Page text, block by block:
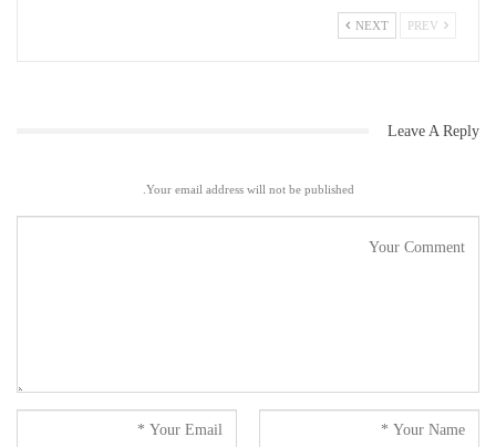
NEXT
Leave A Reply
Your email address will not be published.